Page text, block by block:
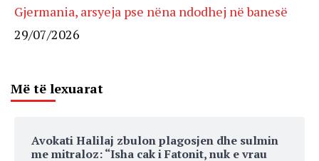
Gjermania, arsyeja pse nëna ndodhej në banesë
29/07/2026
Më të lexuarat
Avokati Halilaj zbulon plagosjen dhe sulmin
me mitraloz: “Isha cak i Fatonit, nuk e vrau